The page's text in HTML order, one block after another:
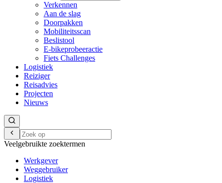
Verkennen
Aan de slag
Doorpakken
Mobiliteitsscan
Beslistool
E-bikeprobeeractie
Fiets Challenges
Logistiek
Reiziger
Reisadvies
Projecten
Nieuws
Veelgebruikte zoektermen
Werkgever
Weggebruiker
Logistiek